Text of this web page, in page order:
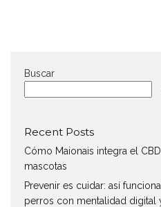
Buscar
Recent Posts
Cómo Maionais integra el
mascotas
Prevenir es cuidar: así
perros con mentalidad digital